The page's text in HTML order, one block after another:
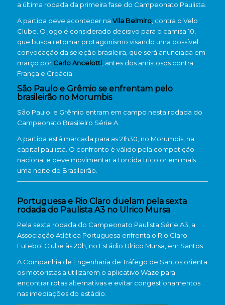
a última rodada da primeira fase do Campeonato Paulista.
A partida deve acontecer na Vila Belmiro, contra o Velo
Clube. O jogo é considerado decisivo para o camisa 10,
que busca retomar protagonismo visando uma possível
convocação da seleção brasileira, que será anunciada em
março por Carlo Ancelotti, antes dos amistosos contra
França e Croácia.
São Paulo e Grêmio se enfrentam pelo
brasileirão no Morumbis
São Paulo e Grêmio entram em campo nesta rodada do
Campeonato Brasileiro Série A.
A partida está marcada para as 21h30, no Morumbis, na
capital paulista. O confronto é válido pela competição
nacional e deve movimentar a torcida tricolor em mais
uma noite de Brasileirão.
Portuguesa e Rio Claro duelam pela sexta
rodada do Paulista A3 no Ulrico Mursa
Pela sexta rodada do Campeonato Paulista Série A3, a
Associação Atlética Portuguesa enfrenta o Rio Claro
Futebol Clube às 20h, no Estádio Ulrico Mursa, em Santos.
ACompanhia de Engenharia de Tráfego de Santosorienta
os motoristas a utilizarem o aplicativo Waze para
encontrar rotas alternativas e evitar congestionamentos
nas imediações do estádio.